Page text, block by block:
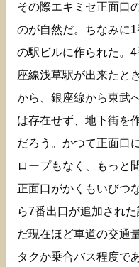
その際エキミセ正面口
のが自然だ。ちなみに
の駅ビルに作られた。
座線浅草駅が出来たと
から、銀座線から東武
は存在せず、地下街を
だろう。かつて正面口
ロープもなく、もっと
正面口がかくもいびつ
ら7番出口が追加され
だ現在ほど車道の交通
タクか乗合バス程度で